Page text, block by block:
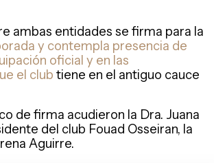
ambas entidades se firma para la
y contempla presencia de
oficial y en las
el club tiene en el antiguo cauce
de firma acudieron la Dra. Juana
del club Fouad Osseiran, la
Aguirre.